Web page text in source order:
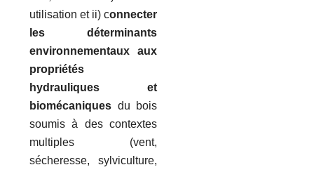
utilisation et ii) connecter
les déterminants
environnementaux aux
propriétés
hydrauliques et
biomécaniques du bois
soumis à des contextes
multiples (vent,
sécheresse, sylviculture,